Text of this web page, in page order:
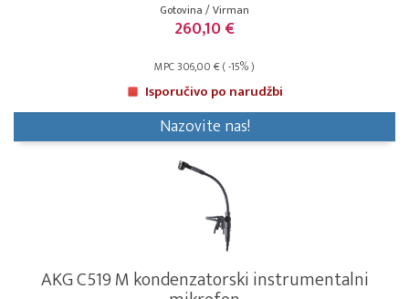
Gotovina / Virman
260,10 €
MPC 306,00 € ( -15% )
Isporučivo po narudžbi
Nazovite nas!
AKG C519 M kondenzatorski instrumentalni